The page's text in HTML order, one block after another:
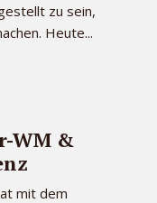
zu sein,
Heute...
WM &
mit dem